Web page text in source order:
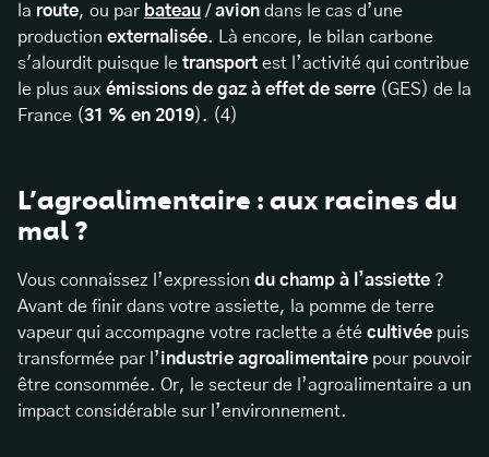
la route, ou par bateau / avion dans le cas d’une
production externalisée. Là encore, le bilan carbone
s'alourdit puisque le transport est l’activité qui contribue
le plus aux émissions de gaz à effet de serre (GES) de la
France (31 % en 2019). (4)
L’agroalimentaire : aux racines du
mal ?
Vous connaissez l’expression du champ à l’assiette ?
Avant de finir dans votre assiette, la pomme de terre
vapeur qui accompagne votre raclette a été cultivée puis
transformée par l’industrie agroalimentaire pour pouvoir
être consommée. Or, le secteur de l’agroalimentaire a un
impact considérable sur l’environnement.